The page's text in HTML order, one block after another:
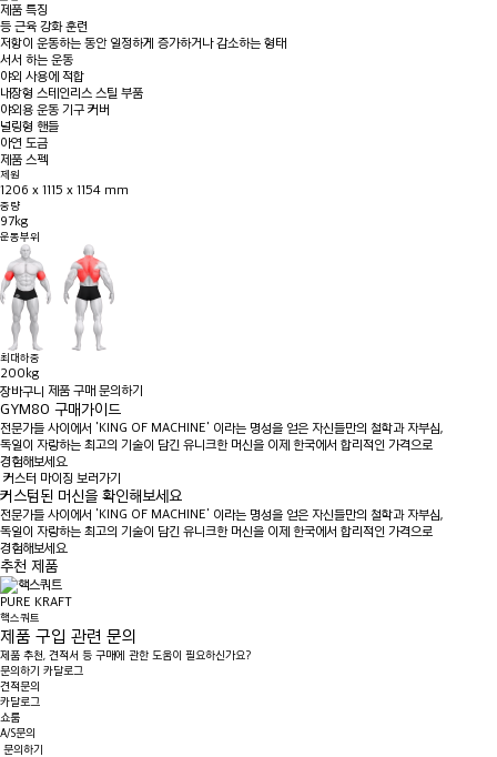
제품 특징
등 근육 강화 훈련
저항이 운동하는 동안 일정하게 증가하거나 감소하는 형태
서서 하는 운동
야외 사용에 적합
내장형 스테인리스 스틸 부품
야외용 운동 기구 커버
널링형 핸들
아연 도금
제품 스펙
제원
1206 x 1115 x 1154 mm
중량
97kg
운동부위
최대하중
200kg
제품 구매 문의하기
GYM80 구매가이드
전문가들 사이에서 'KING OF MACHINE' 이라는 명성을 얻은 자신들만의 철학과 자부심,
독일이 자랑하는 최고의 기술이 담긴 유니크한 머신을 이제 한국에서 합리적인 가격으로
경험해보세요.
커스터 마이징 보러가기
커스텀된 머신을 확인해보세요
전문가들 사이에서 'KING OF MACHINE' 이라는 명성을 얻은 자신들만의 철학과 자부심,
독일이 자랑하는 최고의 기술이 담긴 유니크한 머신을 이제 한국에서 합리적인 가격으로
경험해보세요.
추천 제품
PURE KRAFT
핵스쿼트
제품 구입 관련 문의
제품 추천, 견적서 등 구매에 관한 도움이 필요하신가요?
문의하기 카달로그
견적문의
카달로그
쇼룸
A/S문의
문의하기